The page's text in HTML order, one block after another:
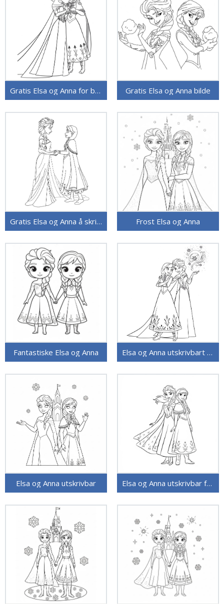
Gratis Elsa og Anna for barn Gratis Elsa og Anna bilde
Gratis Elsa og Anna å skrive ut Frost Elsa og Anna
Fantastiske Elsa og Anna Elsa og Anna utskrivbart bilde
Elsa og Anna utskrivbar Elsa og Anna utskrivbar for barn